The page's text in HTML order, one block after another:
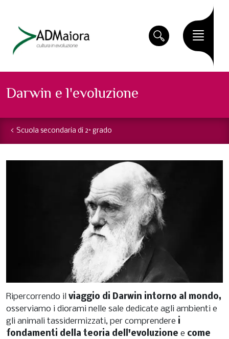
Darwin e l'evoluzione
Scuola secondaria di 2° grado
Ripercorrendo il viaggio di Darwin intorno al mondo,
osserviamo i diorami nelle sale dedicate agli ambienti e
gli animali tassidermizzati, per comprendere i
fondamenti della teoria dell'evoluzione e come